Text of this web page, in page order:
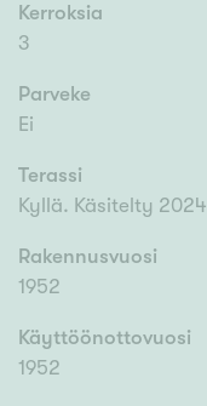
Kerroksia
3
Parveke
Ei
Terassi
Kyllä. Käsitelty 2024
Rakennusvuosi
1952
Käyttöönottovuosi
1952